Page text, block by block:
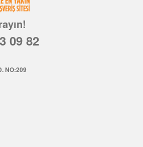
09 82
NO:209